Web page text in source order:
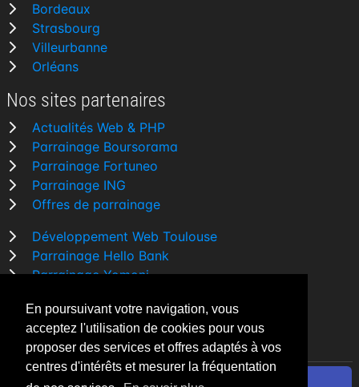
En poursuivant votre navigation, vous
acceptez l'utilisation de cookies pour vous
proposer des services et offres adaptés à vos
centres d'intérêts et mesurer la fréquentation
Bordeaux
Strasbourg
Villeurbanne
Orléans
Nos sites partenaires
Actualités Web & PHP
Parrainage Boursorama
Parrainage Fortuneo
Parrainage ING
Offres de parrainage
Développement Web Toulouse
Parrainage Hello Bank
Parrainage Yomoni
Comparatif banque